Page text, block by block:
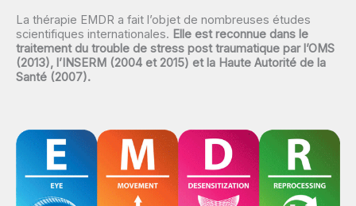
La thérapie EMDR a fait l’objet de nombreuses études
scientifiques internationales. Elle est reconnue dans le
traitement du trouble de stress post traumatique par l’OMS
(2013), l’INSERM (2004 et 2015) et la Haute Autorité de la
Santé (2007).